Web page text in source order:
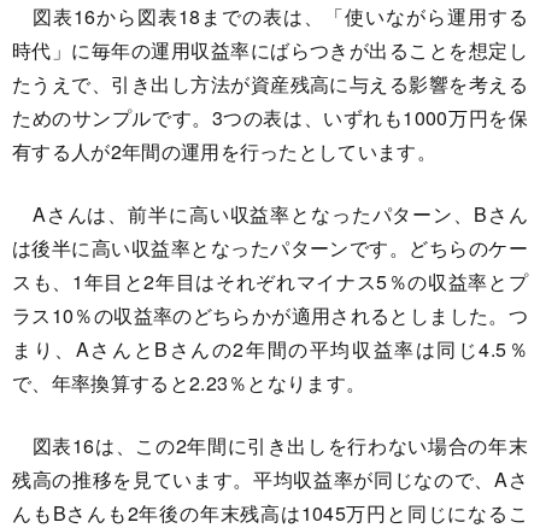
図表16から図表18までの表は、「使いながら運用する
時代」に毎年の運用収益率にばらつきが出ることを想定し
たうえで、引き出し方法が資産残高に与える影響を考える
ためのサンプルです。3つの表は、いずれも1000万円を保
有する人が2年間の運用を行ったとしています。
Aさんは、前半に高い収益率となったパターン、Bさん
は後半に高い収益率となったパターンです。どちらのケー
スも、1年目と2年目はそれぞれマイナス5％の収益率とプ
ラス10％の収益率のどちらかが適用されるとしました。つ
まり、AさんとBさんの2年間の平均収益率は同じ4.5％
で、年率換算すると2.23％となります。
図表16は、この2年間に引き出しを行わない場合の年末
残高の推移を見ています。平均収益率が同じなので、Aさ
んもBさんも2年後の年末残高は1045万円と同じになるこ